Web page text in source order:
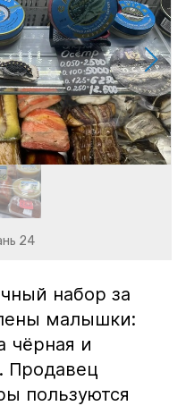
24
набор за
малышки:
чёрная и
Продавец
пользуются